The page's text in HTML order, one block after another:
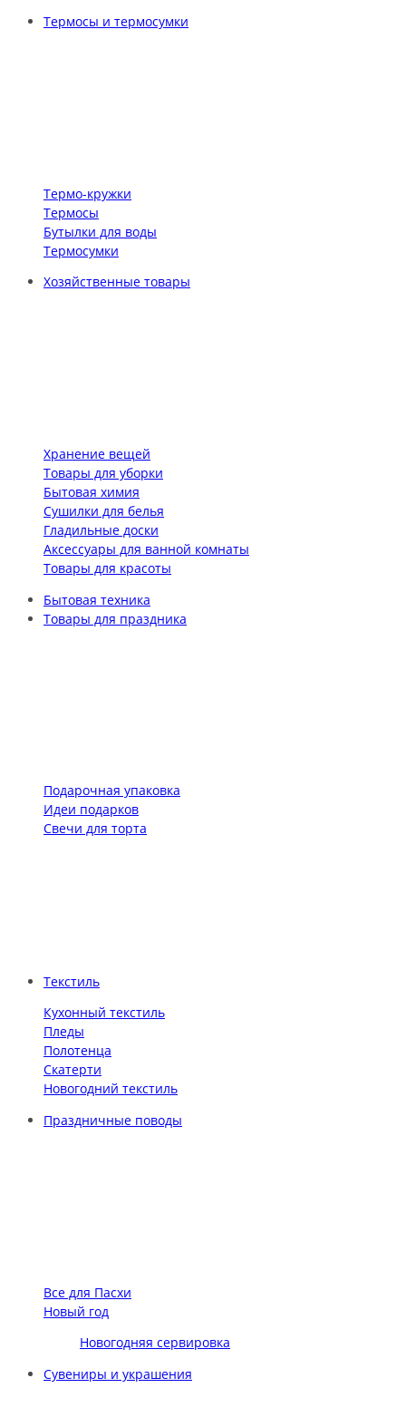
Термосы и термосумки
Термо-кружки
Термосы
Бутылки для воды
Термосумки
Хозяйственные товары
Хранение вещей
Товары для уборки
Бытовая химия
Сушилки для белья
Гладильные доски
Аксессуары для ванной комнаты
Товары для красоты
Бытовая техника
Товары для праздника
Подарочная упаковка
Идеи подарков
Свечи для торта
Текстиль
Кухонный текстиль
Пледы
Полотенца
Скатерти
Новогодний текстиль
Праздничные поводы
Все для Пасхи
Новый год
Новогодняя сервировка
Сувениры и украшения